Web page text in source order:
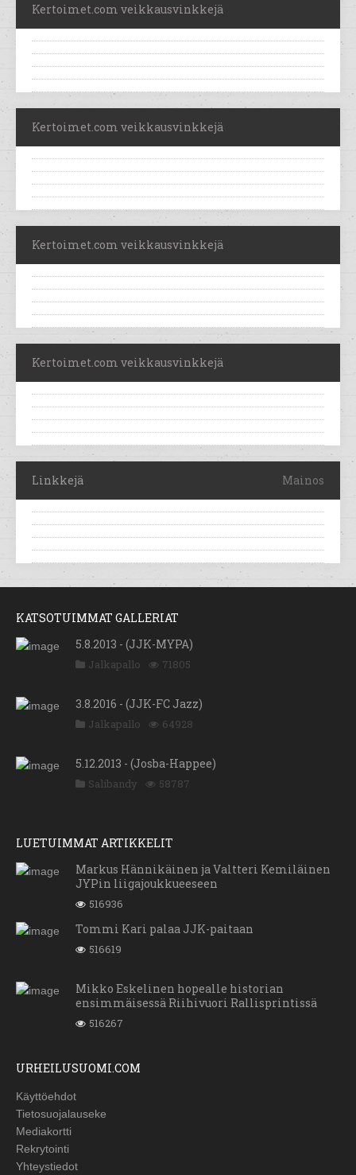
Kertoimet.com veikkausvinkkejä
Kertoimet.com veikkausvinkkejä
Kertoimet.com veikkausvinkkejä
Kertoimet.com veikkausvinkkejä
Linkkejä Mainos
KATSOTUIMMAT GALLERIAT
5.8.2013 - (JJK-MYPA)
Jalkapallo 71805
3.8.2016 - (JJK-FC Jazz)
Jalkapallo 64928
5.12.2013 - (Josba-Happee)
Salibandy 58787
LUETUIMMAT ARTIKKELIT
Markus Hännikäinen ja Valtteri Kemiläinen
JYPin liigajoukkueeseen
516936
Tommi Kari palaa JJK-paitaan
516619
Mikko Eskelinen hopealle historian
ensimmäisessä Riihivuori Rallisprintissä
516267
URHEILUSUOMI.COM
Käyttöehdot
Tietosuojalauseke
Mediakortti
Rekrytointi
Yhteystiedot